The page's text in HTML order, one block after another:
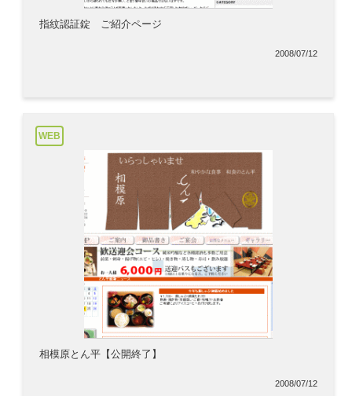
指紋認証錠 ご紹介ページ
2008/07/12
WEB
相模原とん平【公開終了】
2008/07/12